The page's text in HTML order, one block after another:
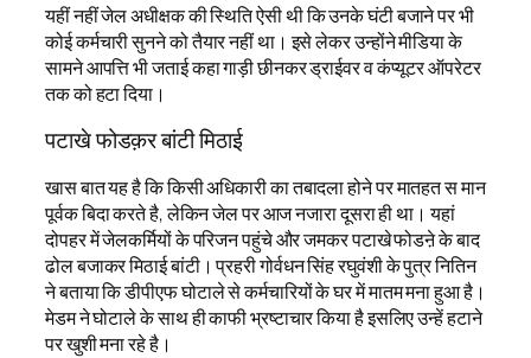
यहीं नहीं जेल अधीक्षक की स्थिति ऐसी थी कि उनके घंटी बजाने पर भी
कोई कर्मचारी सुनने को तैयार नहीं था। इसे लेकर उन्होंने मीडिया के
सामने आपत्ति भी जताई कहा गाड़ी छीनकर ड्राईवर व कंप्यूटर ऑपरेटर
तक को हटा दिया।
पटाखे फोडक़र बांटी मिठाई
खास बात यह है कि किसी अधिकारी का तबादला होने पर मातहत स मान
पूर्वक बिदा करते है, लेकिन जेल पर आज नजारा दूसरा ही था। यहां
दोपहर में जेलकर्मियों के परिजन पहुंचे और जमकर पटाखे फोडऩे के बाद
ढोल बजाकर मिठाई बांटी। प्रहरी गोर्वधन सिंह रघुवंशी के पुत्र नितिन
ने बताया कि डीपीएफ घोटाले से कर्मचारियों के घर में मातम मना हुआ है।
मेडम ने घोटाले के साथ ही काफी भ्रष्टाचार किया है इसलिए उन्हें हटाने
पर खुशी मना रहे है।